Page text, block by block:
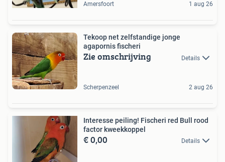
Amersfoort 1 aug 26
Tekoop net zelfstandige jonge
agapornis fischeri
Zie omschrijving Details
Scherpenzeel 2 aug 26
Interesse peiling! Fischeri red Bull rood
factor kweekkoppel
€ 0,00 Details